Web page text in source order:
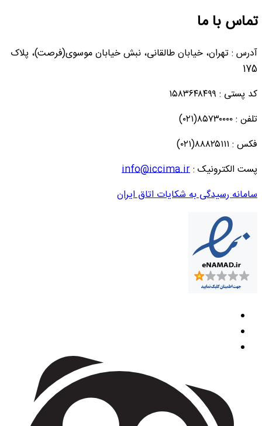
تماس با ما
آدرس : تهران، خیابان طالقانی، نبش خیابان موسوی(فرصت)، پلاک
175
کد پستی : ۱۵۸۳۶۴۸۴۹۹
تلفن : ۸۵۷۳۰۰۰۰(۰۲۱)
فکس : ۸۸۸۲۵۱۱۱(۰۲۱)
پست الکترونیک :info@iccima.ir
سامانه رسیدگی به شکایات اتاق ایران